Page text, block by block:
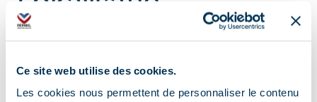
Ce site web utilise des cookies.
Les cookies nous permettent de personnaliser le contenu